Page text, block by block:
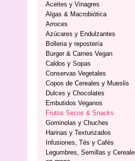
Aceites y Vinagres
Algas & Macrobiótica
Arroces
Azúcares y Endulzantes
Bolleria y repostería
Burger & Carnes Vegan
Caldos y Sopas
Conservas Vegetales
Copos de Cereales y Mueslis
Dulces y Chocolates
Embutidos Veganos
Frutos Secos & Snacks
Gominolas y Chuches
Harinas y Texturizados
Infusiones, Tés y Cafés
Legumbres, Semillas y